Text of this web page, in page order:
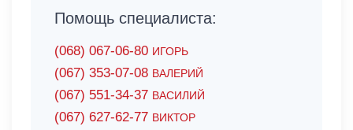
Помощь специалиста:
(068) 067-06-80 ИГОРЬ
(067) 353-07-08 ВАЛЕРИЙ
(067) 551-34-37 ВАСИЛИЙ
(067) 627-62-77 ВИКТОР